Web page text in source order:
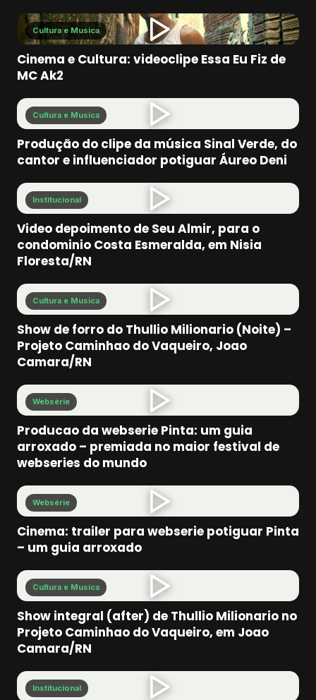
Cultura e Musica
Cinema e Cultura: videoclipe Essa Eu Fiz de
MC Ak2
Cultura e Musica
Produção do clipe da música Sinal Verde, do
cantor e influenciador potiguar Áureo Deni
Institucional
Video depoimento de Seu Almir, para o
condominio Costa Esmeralda, em Nisia
Floresta/RN
Cultura e Musica
Show de forro do Thullio Milionario (Noite) –
Projeto Caminhao do Vaqueiro, Joao
Camara/RN
Websérie
Producao da webserie Pinta: um guia
arroxado – premiada no maior festival de
webseries do mundo
Websérie
Cinema: trailer para webserie potiguar Pinta
– um guia arroxado
Cultura e Musica
Show integral (after) de Thullio Milionario no
Projeto Caminhao do Vaqueiro, em Joao
Camara/RN
Institucional